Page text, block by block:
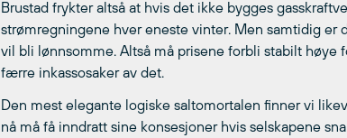
Brustad frykter altså at hvis det ikke bygges
strømregningene hver eneste vinter. Men samtidig er
vil bli lønnsomme. Altså må prisene forbli stabilt høye
færre inkassosaker av det.
Den mest elegante logiske saltomortalen finner vi
nå må få inndratt sine konsesjoner hvis selskapene